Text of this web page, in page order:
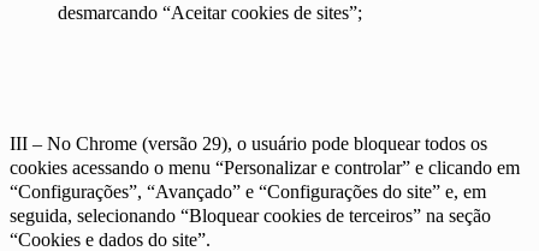
desmarcando “Aceitar cookies de sites”;
III – No Chrome (versão 29), o usuário pode bloquear todos os
cookies acessando o menu “Personalizar e controlar” e clicando em
“Configurações”, “Avançado” e “Configurações do site” e, em
seguida, selecionando “Bloquear cookies de terceiros” na seção
“Cookies e dados do site”.